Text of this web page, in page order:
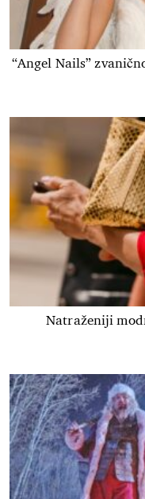
“Angel Nails”
Natraženiji